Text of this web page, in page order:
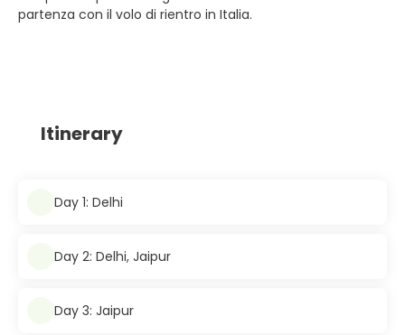
partenza con il volo di rientro in Italia.
Itinerary
Day 1: Delhi
Day 2: Delhi, Jaipur
Day 3: Jaipur